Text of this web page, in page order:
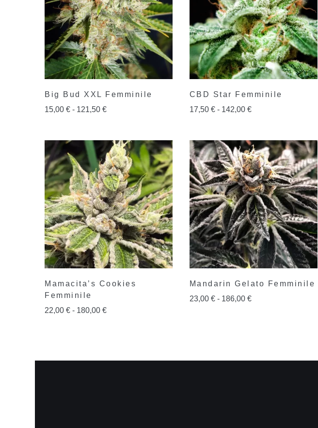
Big Bud XXL Femminile
15,00 € - 121,50 €
CBD Star Femminile
17,50 € - 142,00 €
Mamacita’s Cookies
Femminile
22,00 € - 180,00 €
Mandarin Gelato Femminile
23,00 € - 186,00 €